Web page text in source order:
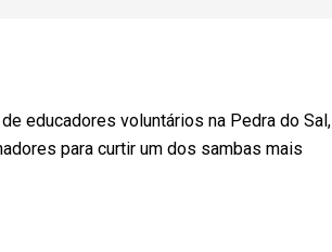
educadores voluntários na Pedra do Sal,
para curtir um dos sambas mais